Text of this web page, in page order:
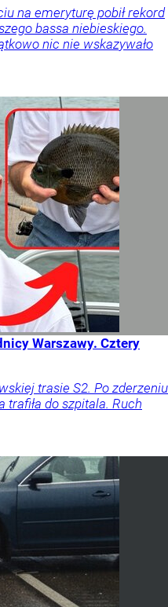
na emeryturę pobił rekord
bassa niebieskiego.
nic nie wskazywało
Warszawy. Cztery
trasie S2. Po zderzeniu
do szpitala. Ruch